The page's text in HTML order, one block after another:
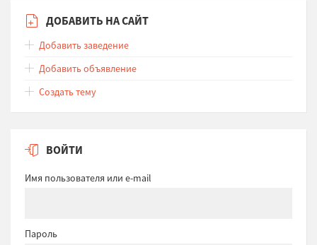
ДОБАВИТЬ НА САЙТ
Добавить заведение
Добавить объявление
Создать тему
ВОЙТИ
Имя пользователя или e-mail
Пароль